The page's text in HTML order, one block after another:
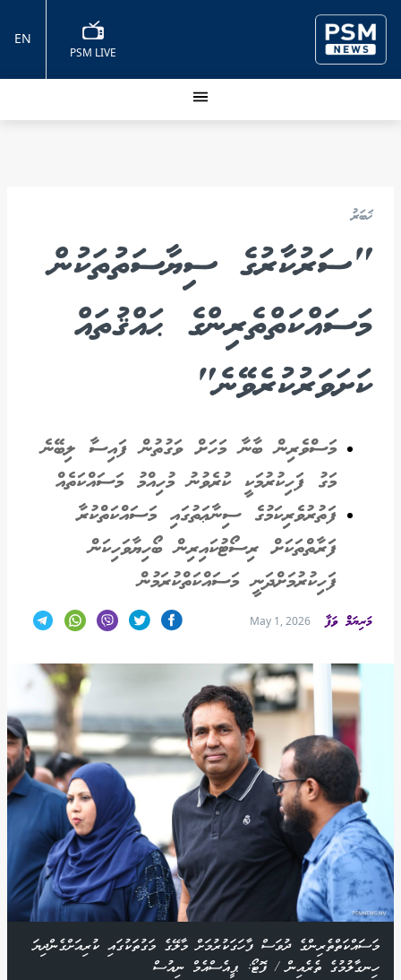
PSM LIVE
EN
ޚަބަރު
"ސަރުކާރުގެ ސިޔާސަތުތަކުން
މަސައްކަތްތެރިންގެ ޙައްޤުތައް
ކަށަވަރުކުރެވޭނެ"
މަސްވެރިން ބާނާ މަހަށް ވަގުތުން ފައިސާ ލިބޭނެ
މަގު ފަހިކުރުމަކީ ކުރެވުނު މުހިއްމު މަސައްކަތެއް
ފަތުރުވެރިކަމުގެ ސިނާޢަތުގައި މަސައްކަތްކުރާ
ފަރާތްތަކަށް ރިސޯޓުކައިރިން ބޯހިޔާވަހިކަން
ފަހިކުރުމަށްދަނީ މަސައްކަތްކުރަމުން
މަރިޔަމް ވަފާ May 1, 2026
މަސައްކަތްތެރިންގެ ދުވަސް ފާހަގަކުރުމަށް މާލޭގެ މަގުތަކުގައި ކުރިއަށްގެންދިޔަ
ހިނގާލުމުގެ ތެރެއިން / ފޮޓޯ: ޕީއެސްއެމް ނިއުސް